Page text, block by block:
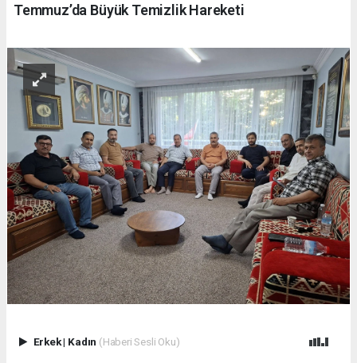
Temmuz’da Büyük Temizlik Hareketi
Erkek| Kadın (Haberi Sesli Oku)